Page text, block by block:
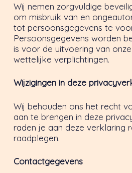
Wij nemen zorgvuldige
om misbruik van en
tot persoonsgegevens te
Persoonsgegevens worden
is voor de uitvoering van
wettelijke verplichtingen.
Wijzigingen in deze
Wij behouden ons het recht
aan te brengen in deze
raden je aan deze verklaring
raadplegen.
Contactgegevens